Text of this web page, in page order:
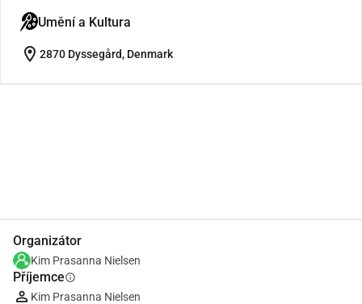
Umění a Kultura
location_on 2870 Dyssegård, Denmark
Organizátor
Kim Prasanna Nielsen
Příjemceinfo
Kim Prasanna Nielsen